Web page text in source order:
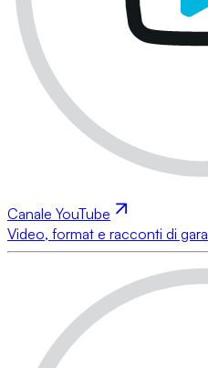
Canale YouTube
Video, format e racconti di gara